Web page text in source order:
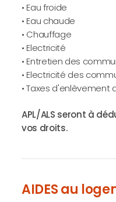
• Eau froide
• Eau chaude
• Chauffage
• Electricité
• Entretien des
• Electricité des
• Taxes
APL/ALS seront à
vos droits.
AIDES au